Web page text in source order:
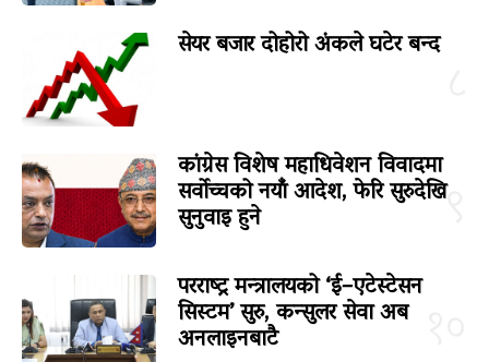
सेयर बजार दोहोरो अंकले घटेर बन्द
९
कांग्रेस विशेष महाधिवेशन विवादमा
सर्वोच्चको नयाँ आदेश, फेरि सुरुदेखि
सुनुवाइ हुने
परराष्ट्र मन्त्रालयको ‘ई–एटेस्टेसन
सिस्टम’ सुरु, कन्सुलर सेवा अब
अनलाइनबाटै